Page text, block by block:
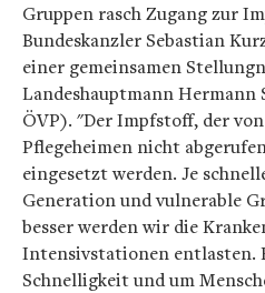
Gruppen rasch Zugang zur
Bundeskanzler Sebastian
einer gemeinsamen
Landeshauptmann Hermann
ÖVP). "Der Impfstoff, der
Pflegeheimen nicht
eingesetzt werden. Je
Generation und vulnerable
besser werden wir die
Intensivstationen entlasten.
Schnelligkeit und um